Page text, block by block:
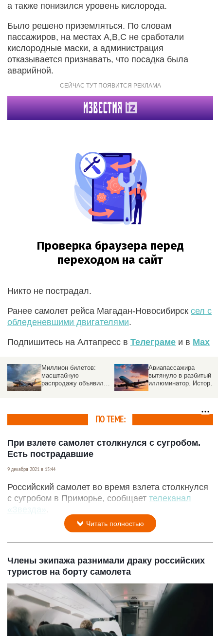
а также понизился уровень кислорода.
Было решено приземляться. По словам
пассажиров, на местах A,B,C не сработали
кислородные маски, а администрация
отказывается признавать, что посадка была
аварийной.
Никто не пострадал.
Ранее самолет рейса Магадан-Новосибирск сел с
обледеневшими двигателями.
Подпишитесь на Алтапресс в Телеграме и в Max
Миллион билетов:
масштабную
распродажу объявила
Авиапассажира
вытянуло в разбитый
иллюминатор. История
ПО ТЕМЕ:
При взлете самолет столкнулся с сугробом.
Есть пострадавшие
9 декабря 2021 в 15:44
Российский самолет во время взлета столкнулся
с сугробом в Приморье, сообщает телеканал
«Звезда»
Читать полностью
Члены экипажа разнимали драку российских
туристов на борту самолета